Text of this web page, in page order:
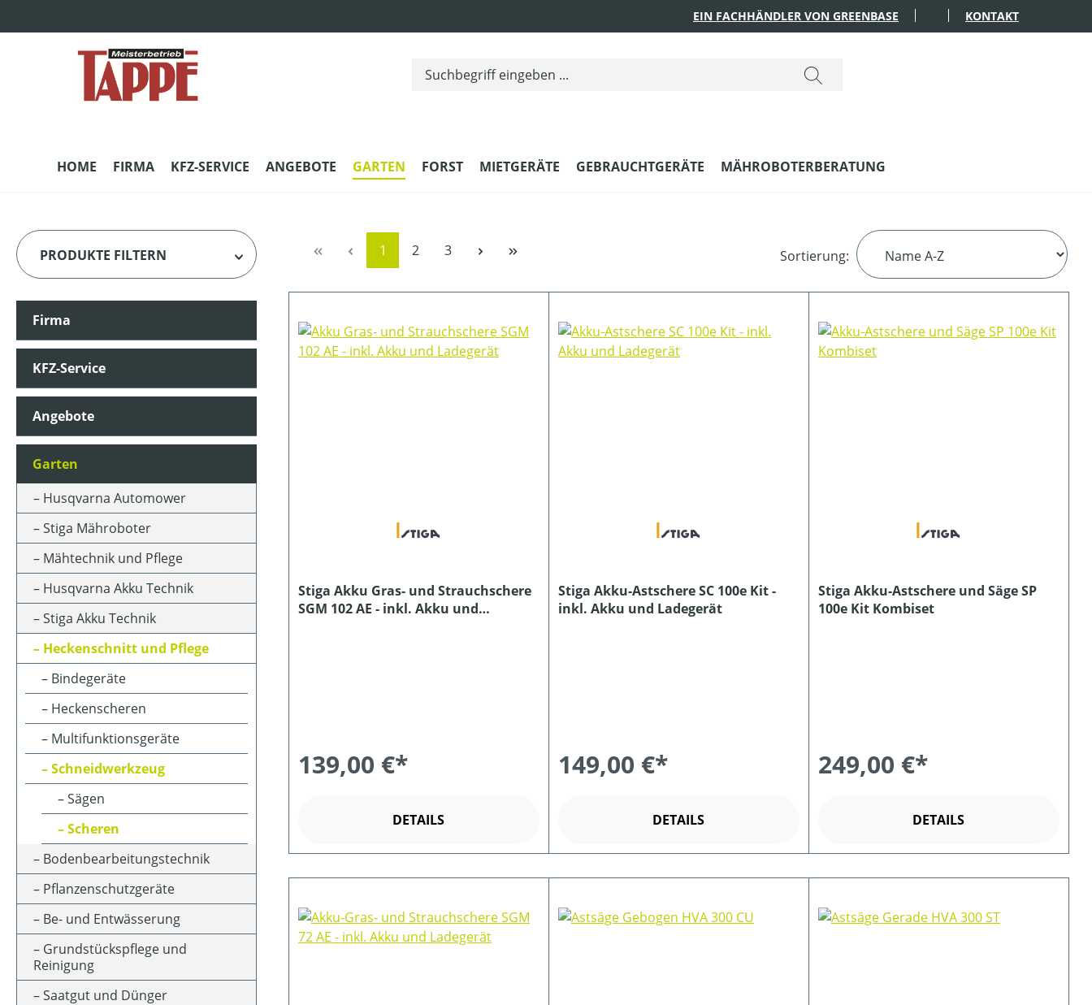
EIN FACHHÄNDLER VON GREENBASE KONTAKT
HOME FIRMA KFZ-SERVICE ANGEBOTE GARTEN FORST MIETGERÄTE GEBRAUCHTGERÄTE MÄHROBOTERBERATUNG
PRODUKTE FILTERN
HERSTELLER
ARBEITSZEIT (IN MIN)
ASTSTÄRKE MAX (IN MM)
BETRIEBSART
FARBE (GERÄT)
KLASSIFIZIERUNG
LADEZEIT (IN MIN)
MOTORLEISTUNG (IN KW)
MOTORTYP (HERSTELLERBEZEICHNUNG)
NENNSPANNUNG (IN V)
SCHALLDRUCKPEGEL AM OHR (IN DB(A))
Firma
KFZ-Service
Angebote
Garten
Husqvarna Automower
Stiga Mähroboter
Mähtechnik und Pflege
Husqvarna Akku Technik
Stiga Akku Technik
Heckenschnitt und Pflege
Bindegeräte
Heckenscheren
Multifunktionsgeräte
Schneidwerkzeug
Sägen
Scheren
Bodenbearbeitungstechnik
Pflanzenschutzgeräte
Be- und Entwässerung
Grundstückspflege und
Reinigung
Saatgut und Dünger
Seite
1 Seite
2 Seite
3 Sortierung:
Stiga Akku Gras- und Strauchschere
SGM 102 AE - inkl. Akku und
139,00 €*
DETAILS
Stiga Akku-Astschere SC 100e Kit -
inkl. Akku und Ladegerät
149,00 €*
DETAILS
Stiga Akku-Astschere und Säge SP
100e Kit Kombiset
249,00 €*
DETAILS